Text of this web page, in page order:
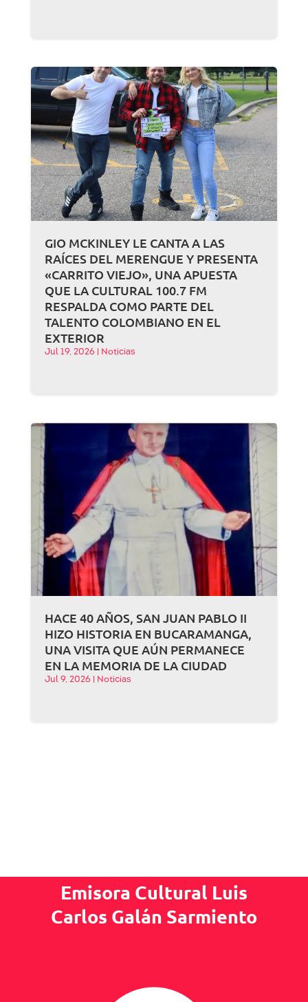
GIO MCKINLEY LE CANTA A LAS
RAÍCES DEL MERENGUE Y PRESENTA
«CARRITO VIEJO», UNA APUESTA
QUE LA CULTURAL 100.7 FM
RESPALDA COMO PARTE DEL
TALENTO COLOMBIANO EN EL
EXTERIOR
Jul 19, 2026 Noticias
HACE 40 AÑOS, SAN JUAN PABLO II
HIZO HISTORIA EN BUCARAMANGA,
UNA VISITA QUE AÚN PERMANECE
EN LA MEMORIA DE LA CIUDAD
Jul 9, 2026 Noticias
Emisora Cultural Luis
Carlos Galán Sarmiento